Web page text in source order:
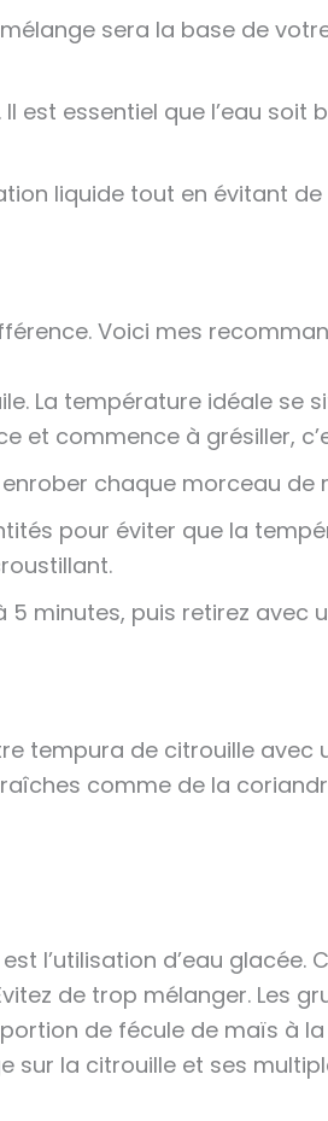
sera la base de
est essentiel que l’eau soit
liquide tout en évitant
Voici mes
La température idéale se
et commence à grésiller,
chaque morceau de
pour éviter que la
5 minutes, puis retirez avec
tempura de citrouille avec
comme de la
l’utilisation d’eau glacée.
de trop mélanger. Les
de fécule de maïs à
sur la citrouille et ses